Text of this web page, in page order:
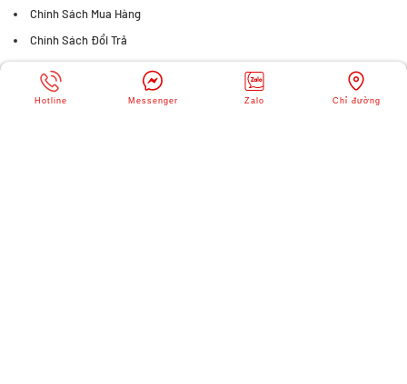
Chính Sách Mua Hàng
Chính Sách Đổi Trả
FANPAGE FACEBOOK
Hotline Messenger Zalo Chỉ đường